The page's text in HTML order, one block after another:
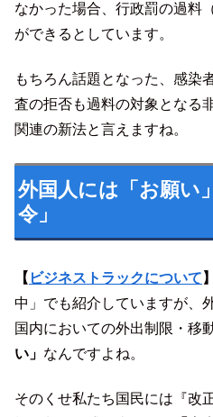
なかった場合、行政罰の過料
ができるとしています。
もちろん話題となった、感染
査の拒否も過料の対象となる
関連の新法と言えますね。
外国人には「お願い
令」
【 ビジネストラックについて 】
中」でも紹介していますが、
国内においての外出制限・移
い」 なんですよね。
そのくせ私たち国民には『改